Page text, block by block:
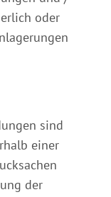
oder
sind
einer
der